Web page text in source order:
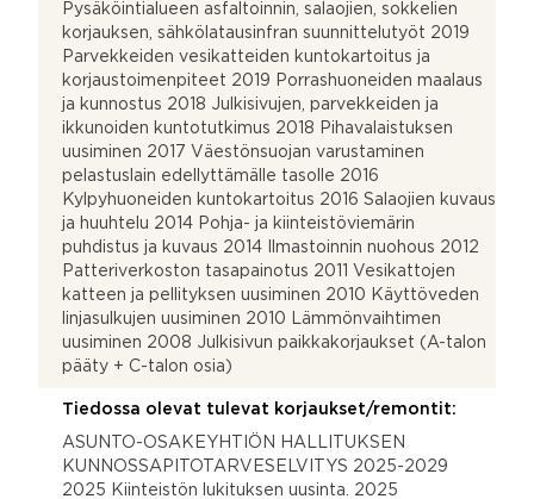
Pysäköintialueen asfaltoinnin, salaojien, sokkelien
korjauksen, sähkölatausinfran suunnittelutyöt 2019
Parvekkeiden vesikatteiden kuntokartoitus ja
korjaustoimenpiteet 2019 Porrashuoneiden maalaus
ja kunnostus 2018 Julkisivujen, parvekkeiden ja
ikkunoiden kuntotutkimus 2018 Pihavalaistuksen
uusiminen 2017 Väestönsuojan varustaminen
pelastuslain edellyttämälle tasolle 2016
Kylpyhuoneiden kuntokartoitus 2016 Salaojien kuvaus
ja huuhtelu 2014 Pohja- ja kiinteistöviemärin
puhdistus ja kuvaus 2014 Ilmastoinnin nuohous 2012
Patteriverkoston tasapainotus 2011 Vesikattojen
katteen ja pellityksen uusiminen 2010 Käyttöveden
linjasulkujen uusiminen 2010 Lämmönvaihtimen
uusiminen 2008 Julkisivun paikkakorjaukset (A-talon
pääty + C-talon osia)
Tiedossa olevat tulevat korjaukset/remontit:
ASUNTO-OSAKEYHTIÖN HALLITUKSEN
KUNNOSSAPITOTARVESELVITYS 2025-2029
2025 Kiinteistön lukituksen uusinta. 2025